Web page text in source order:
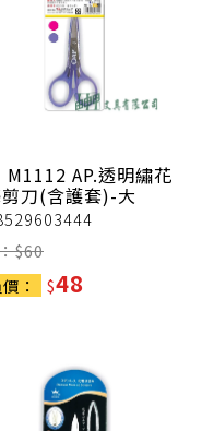
M1112 AP.透明繡花
刀(含護套)-大
$60
：
$48